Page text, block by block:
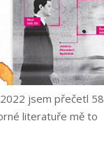
jsem přečetl 58
literatuře mě to